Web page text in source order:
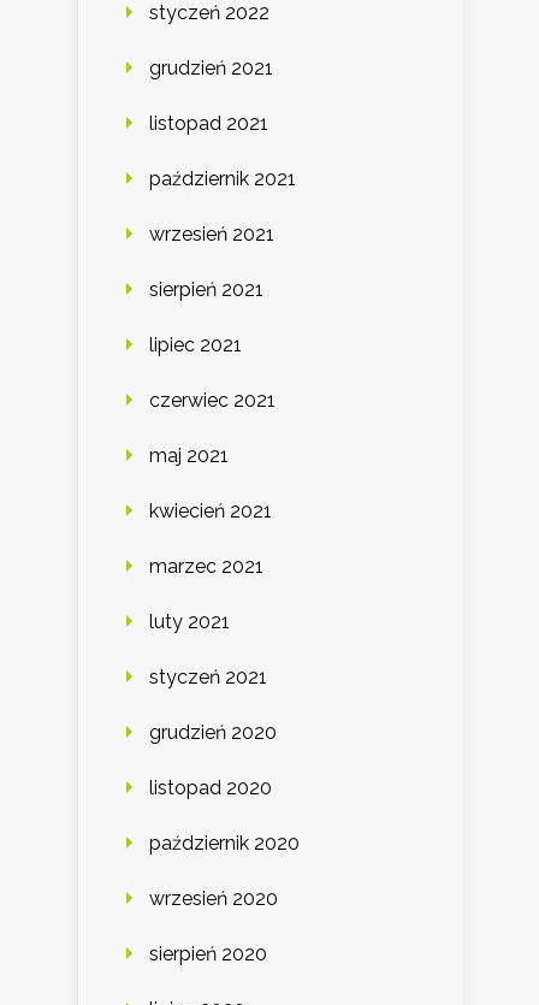
styczeń 2022
grudzień 2021
listopad 2021
październik 2021
wrzesień 2021
sierpień 2021
lipiec 2021
czerwiec 2021
maj 2021
kwiecień 2021
marzec 2021
luty 2021
styczeń 2021
grudzień 2020
listopad 2020
październik 2020
wrzesień 2020
sierpień 2020